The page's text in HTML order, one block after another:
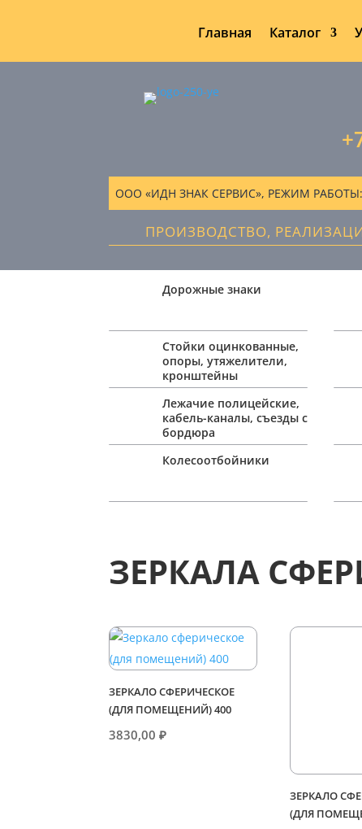
Главная Каталог
ООО «ИДН ЗНАК СЕРВИС», РЕЖИМ РАБОТЫ:
ПРОИЗВОДСТВО,
Дорожные знаки
Стойки оцинкованные,
опоры, утяжелители,
кронштейны
Лежачие полицейские,
кабель-каналы, съезды с
бордюра
Колесоотбойники
ЗЕРКАЛА
ЗЕРКАЛО СФЕРИЧЕСКОЕ
(ДЛЯ ПОМЕЩЕНИЙ) 400
3830,00₽
ЗЕРКАЛО
(ДЛЯ